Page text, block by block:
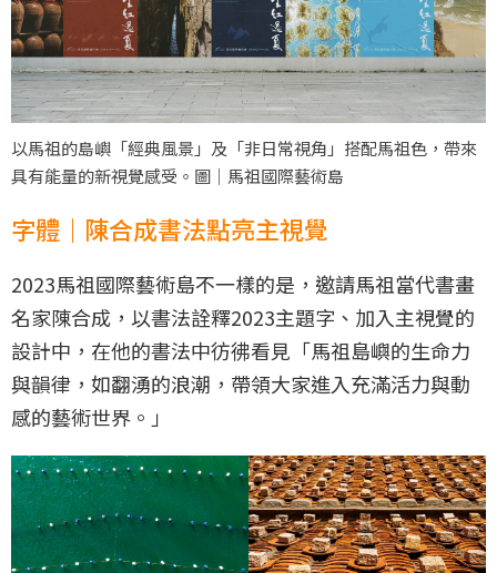
以馬祖的島嶼「經典風景」及「非日常視角」搭配馬祖色，帶來
具有能量的新視覺感受。圖｜馬祖國際藝術島
字體｜陳合成書法點亮主視覺
2023馬祖國際藝術島不一樣的是，邀請馬祖當代書畫
名家陳合成，以書法詮釋2023主題字、加入主視覺的
設計中，在他的書法中彷彿看見「馬祖島嶼的生命力
與韻律，如翻湧的浪潮，帶領大家進入充滿活力與動
感的藝術世界。」